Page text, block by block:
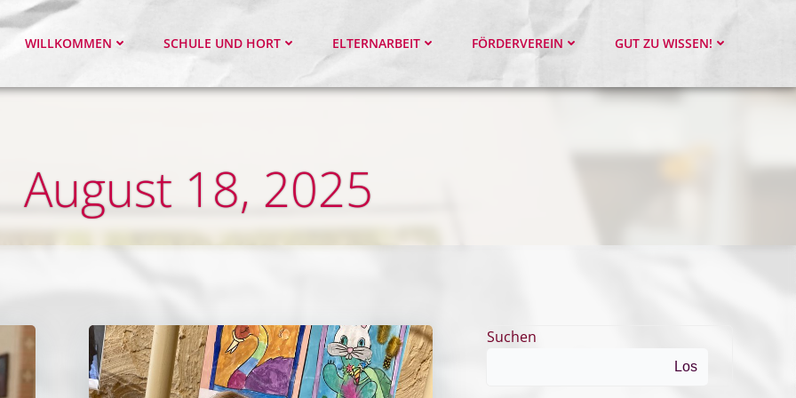
WILLKOMMEN SCHULE UND HORT ELTERNARBEIT FÖRDERVEREIN GUT ZU WISSEN!
August 18, 2025
Suchen
Los